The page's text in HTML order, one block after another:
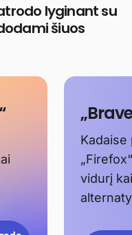
lyginant su
šiuos
Kadaise
vidurį